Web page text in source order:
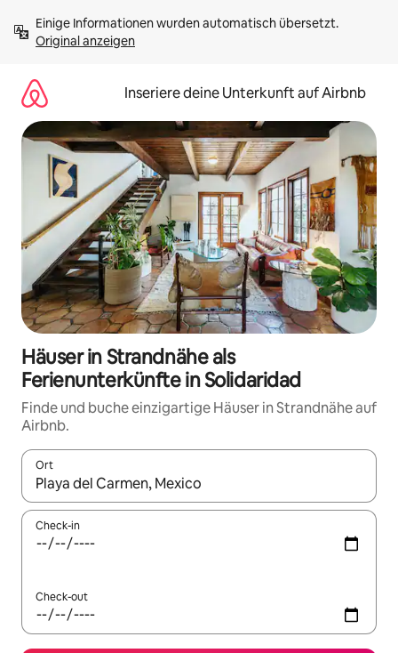
Inhalten
springenOriginal anzeigen
Inseriere deine Unterkunft auf Airbnb
Häuser in Strandnähe als
Ferienunterkünfte in Solidaridad
Finde und buche einzigartige Häuser in Strandnähe auf
Airbnb.
Ort
Wenn Ergebnisse verfügbar sind, navigiere mit den
Check-in
Check-out